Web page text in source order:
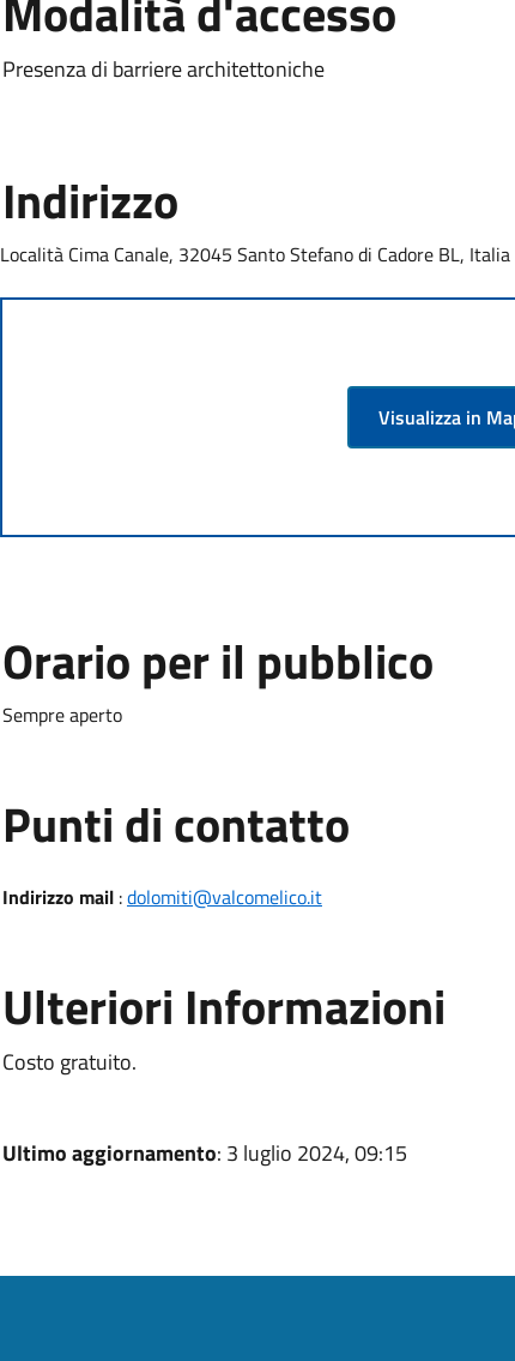
Presenza di barriere architettoniche
Indirizzo
Località Cima Canale, 32045 Santo Stefano di Cadore BL, Italia
Visualizza in
Orario per il pubblico
Sempre aperto
Punti di contatto
Indirizzo mail:dolomiti@valcomelico.it
Ulteriori Informazioni
Costo gratuito.
Ultimo aggiornamento: 3 luglio 2024, 09:15